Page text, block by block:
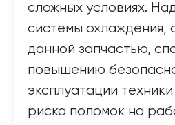
сложных условиях.
системы охлаждения,
данной запчастью,
повышению
эксплуатации
риска поломок на